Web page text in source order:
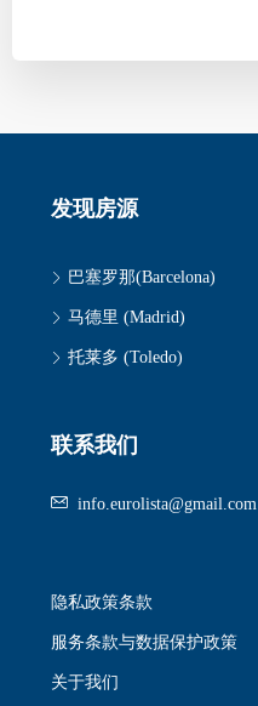
发现房源
巴塞罗那(Barcelona)
马德里 (Madrid)
托莱多 (Toledo)
联系我们
info.eurolista@gmail.com
隐私政策条款
服务条款与数据保护政策
关于我们